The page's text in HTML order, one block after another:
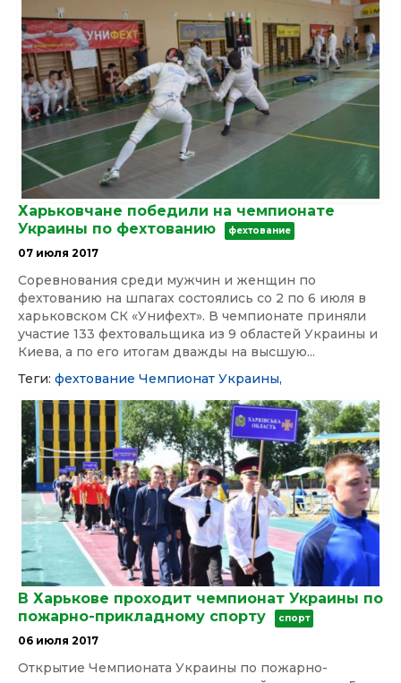
Харьковчане победили на чемпионате
Украины по фехтованию
фехтование
07 июля 2017
Соревнования среди мужчин и женщин по
фехтованию на шпагах состоялись со 2 по 6 июля в
харьковском СК «Унифехт». В чемпионате приняли
участие 133 фехтовальщика из 9 областей Украины и
Киева, а по его итогам дважды на высшую...
Теги: фехтование Чемпионат Украины,
В Харькове проходит чемпионат Украины по
пожарно-прикладному спорту
спорт
06 июля 2017
Открытие Чемпионата Украины по пожарно-